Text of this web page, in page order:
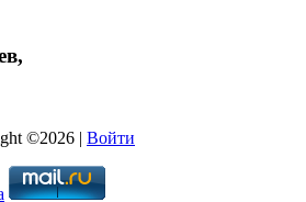
©2026 | Войти